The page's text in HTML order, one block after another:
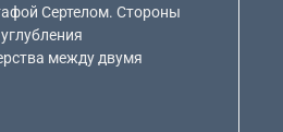
Сертелом. Стороны
между двумя